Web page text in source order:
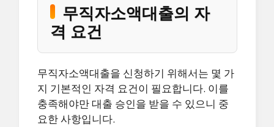
무직자소액대출의 자
격 요건
무직자소액대출을 신청하기 위해서는 몇 가
지 기본적인 자격 요건이 필요합니다. 이를
충족해야만 대출 승인을 받을 수 있으니 중
요한 사항입니다.